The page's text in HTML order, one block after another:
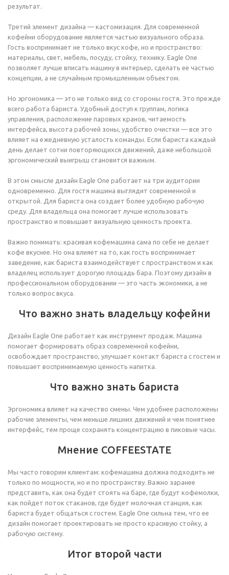
результат.
Третий элемент дизайна — кастомизация. Для современной
кофейни оборудование является частью визуального образа.
Гость воспринимает не только вкус кофе, но и пространство:
материалы, свет, мебель, посуду, стойку, технику. Eagle One
позволяет лучше вписать машину в интерьер, сделать ее частью
концепции, а не случайным промышленным объектом.
Но эргономика — это не только вид со стороны гостя. Это прежде
всего работа бариста. Удобный доступ к группам, логика
управления, расположение паровых кранов, читаемость
интерфейса, высота рабочей зоны, удобство очистки — все это
влияет на ежедневную усталость команды. Если бариста каждый
день делает сотни повторяющихся движений, даже небольшой
эргономический выигрыш становится важным.
В этом смысле дизайн Eagle One работает на три аудитории
одновременно. Для гостя машина выглядит современной и
открытой. Для бариста она создает более удобную рабочую
среду. Для владельца она помогает лучше использовать
пространство и повышает визуальную ценность проекта.
Важно понимать: красивая кофемашина сама по себе не делает
кофе вкуснее. Но она влияет на то, как гость воспринимает
заведение, как бариста взаимодействует с пространством и как
владелец использует дорогую площадь бара. Поэтому дизайн в
профессиональном оборудовании — это часть экономики, а не
только вопрос вкуса.
Что важно знать владельцу кофейни
Дизайн Eagle One работает как инструмент продаж. Машина
помогает формировать образ современной кофейни,
освобождает пространство, улучшает контакт бариста с гостем и
повышает воспринимаемую ценность напитка.
Что важно знать бариста
Эргономика влияет на качество смены. Чем удобнее расположены
рабочие элементы, чем меньше лишних движений и чем понятнее
интерфейс, тем проще сохранять концентрацию в пиковые часы.
Мнение COFFEESTATE
Мы часто говорим клиентам: кофемашина должна подходить не
только по мощности, но и по пространству. Важно заранее
представить, как она будет стоять на баре, где будут кофемолки,
как пойдет поток стаканов, где будет молочная станция, как
бариста будет общаться с гостем. Eagle One сильна тем, что ее
дизайн помогает проектировать не просто красивую стойку, а
рабочую систему.
Итог второй части